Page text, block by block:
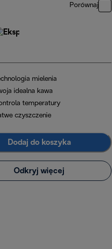
Porównaj
mielenia
idealna kawa
temperatury
czyszczenie
Dodaj do koszyka
Odkryj więcej